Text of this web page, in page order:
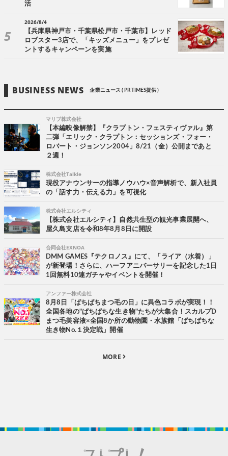
活
2026/8/4
【兵庫県神戸市・千葉県松戸市・千葉市】レッド
ロブスター3店で、「キッズメニュー」をプレゼ
ントするキャンペーンを実施
BUSINESS NEWS 企業ニュース ( PR TIMES提供 )
マリブ株式会社
【本編映像解禁】『クラプトン・フェスティヴァル』第
二弾「エリック・クラプトン：セッションズ・フォー・
ロバート・ジョンソン2004」8/21（金）公開まであと
２週！
株式会社Talkle
現役アナウンサーの指導ノウハウ×音声解析で、新入社員
の「話す力・伝える力」を可視化
株式会社エルシティ
【株式会社エルシティ】自然共生型の観光事業展開へ、
屋久島支店を令和8年8月8日に開設
合同会社EXNOA
DMM GAMES『テクロノス』にて、「ライア（水着）」
が新登場！さらに、ハーフアニバーサリーを記念した1日
1回無料10連ガチャやイベントを開催！
アンファー株式会社
8月8日「ぱちぱちまつ毛の日」に異色コラボが実現！！
全国各地の"ぱちぱちな生き物"たちが大集合！スカルプD
まつ毛美容液×全国8か所の動物園・水族館「ぱちぱちな
生き物No.１決定戦」開催
MORE